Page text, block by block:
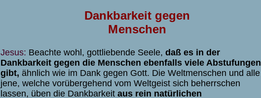
Dankbarkeit gegen
Menschen
Jesus: Beachte wohl, gottliebende Seele, daß es in der
Dankbarkeit gegen die Menschen ebenfalls viele Abstufungen
gibt, ähnlich wie im Dank gegen Gott. Die Weltmenschen und alle
jene, welche vorübergehend vom Weltgeist sich beherrschen
lassen, üben die Dankbarkeit aus rein natürlichen